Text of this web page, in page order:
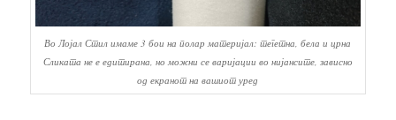
Во Лојал Стил имаме 3 бои на полар материјал: тегетна, бела и црна
Сликата не е едитирана, но можни се варијации во нијансите, зависно
од екранот на вашиот уред